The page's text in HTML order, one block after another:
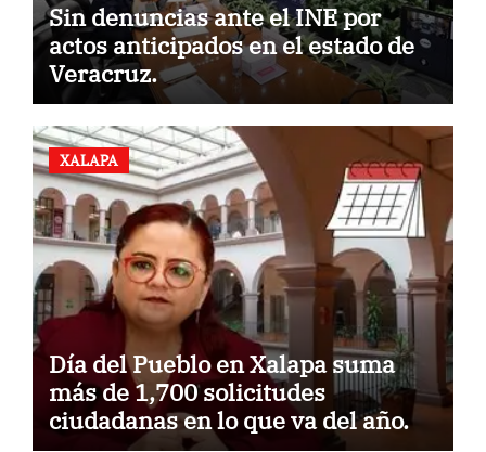
Sin denuncias ante el INE por
actos anticipados en el estado de
Veracruz.
XALAPA
Día del Pueblo en Xalapa suma
más de 1,700 solicitudes
ciudadanas en lo que va del año.